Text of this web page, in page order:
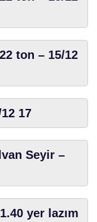
ton – 15/12
17
Seyir –
yer lazım